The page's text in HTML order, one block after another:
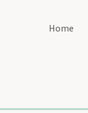
Home